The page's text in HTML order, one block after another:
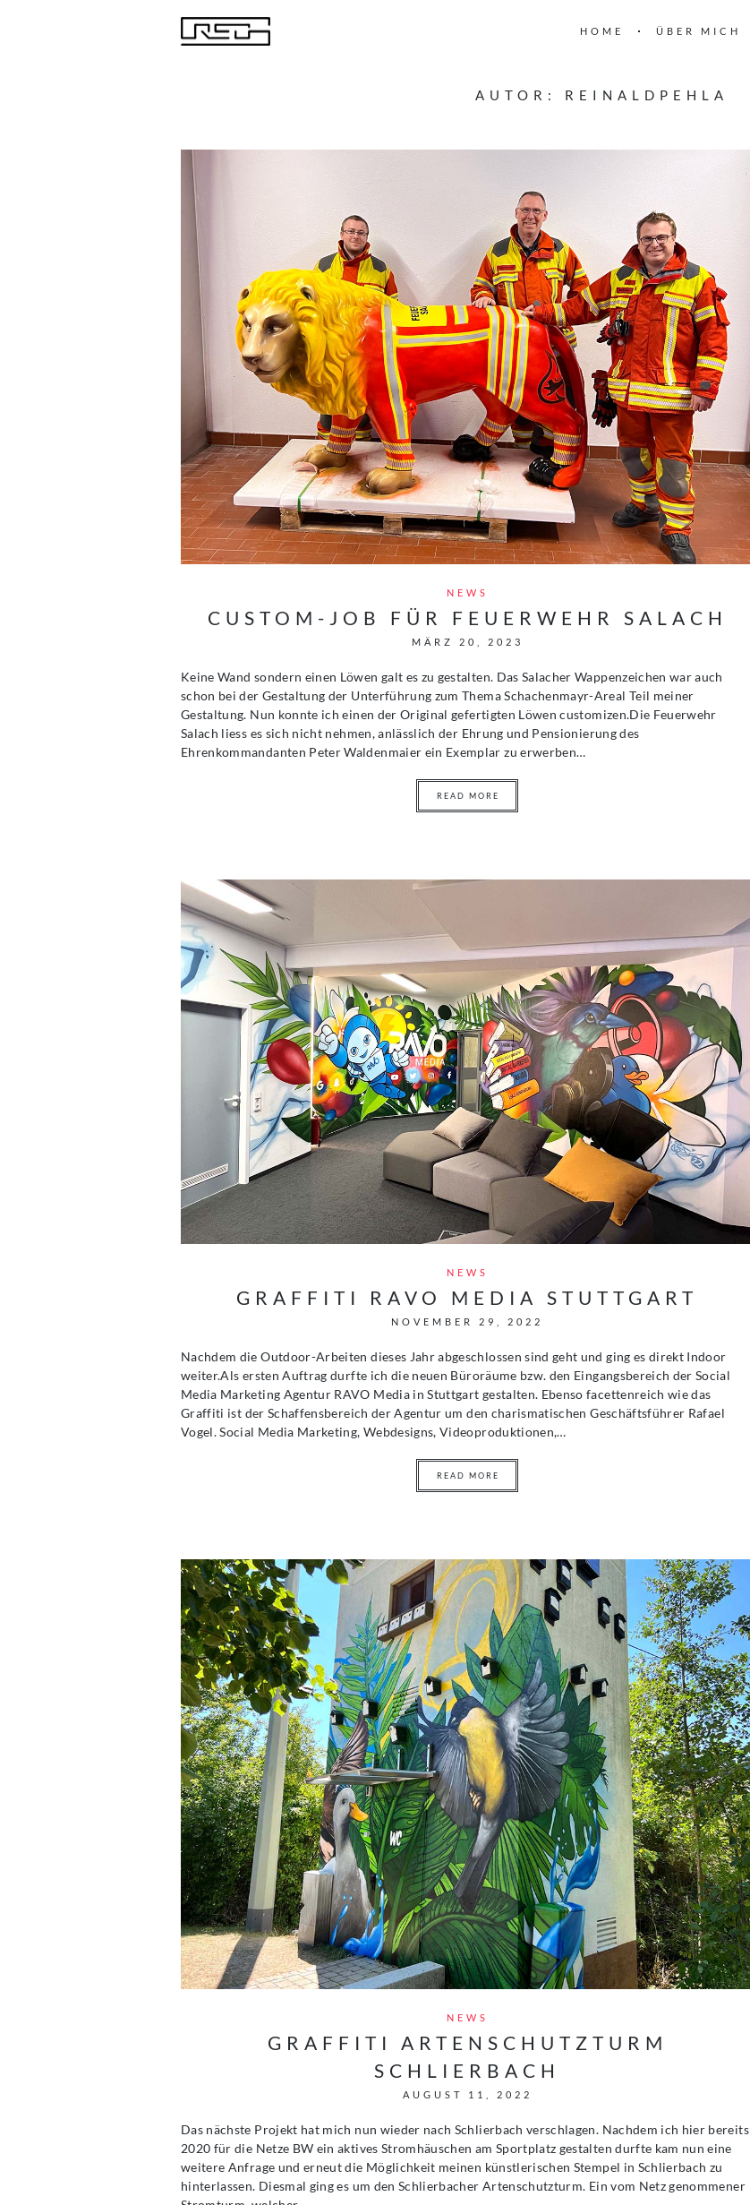
HOME ÜBER MICH
AUTOR: REINALDPEHLA
NEWS
CUSTOM-JOB FÜR FEUERWEHR SALACH
MÄRZ 20, 2023
Keine Wand sondern einen Löwen galt es zu gestalten. Das Salacher Wappenzeichen war auch
schon bei der Gestaltung der Unterführung zum Thema Schachenmayr-Areal Teil meiner
Gestaltung. Nun konnte ich einen der Original gefertigten Löwen customizen.Die Feuerwehr
Salach liess es sich nicht nehmen, anlässlich der Ehrung und Pensionierung des
Ehrenkommandanten Peter Waldenmaier ein Exemplar zu erwerben…
READ MORE
NEWS
GRAFFITI RAVO MEDIA STUTTGART
NOVEMBER 29, 2022
Nachdem die Outdoor-Arbeiten dieses Jahr abgeschlossen sind geht und ging es direkt Indoor
weiter.Als ersten Auftrag durfte ich die neuen Büroräume bzw. den Eingangsbereich der Social
Media Marketing Agentur RAVO Media in Stuttgart gestalten. Ebenso facettenreich wie das
Graffiti ist der Schaffensbereich der Agentur um den charismatischen Geschäftsführer Rafael
Vogel. Social Media Marketing, Webdesigns, Videoproduktionen,…
READ MORE
NEWS
GRAFFITI ARTENSCHUTZTURM
SCHLIERBACH
AUGUST 11, 2022
Das nächste Projekt hat mich nun wieder nach Schlierbach verschlagen. Nachdem ich hier bereits
2020 für die Netze BW ein aktives Stromhäuschen am Sportplatz gestalten durfte kam nun eine
weitere Anfrage und erneut die Möglichkeit meinen künstlerischen Stempel in Schlierbach zu
hinterlassen. Diesmal ging es um den Schlierbacher Artenschutzturm. Ein vom Netz genommener